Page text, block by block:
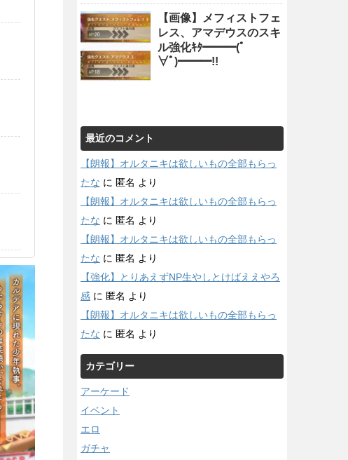
【画像】メフィストフェ
レス、アマデウスのスキ
ル強化ｷﾀ━━━(ﾟ
∀ﾟ)━━━!!
最近のコメント
【朗報】オルタニキは欲しいもの全部もらっ
たな に 匿名 より
【朗報】オルタニキは欲しいもの全部もらっ
たな に 匿名 より
【朗報】オルタニキは欲しいもの全部もらっ
たな に 匿名 より
【強化】とりあえずNP生やしとけばええやろ
感 に 匿名 より
【朗報】オルタニキは欲しいもの全部もらっ
たな に 匿名 より
カテゴリー
アーケード
イベント
エロ
ガチャ